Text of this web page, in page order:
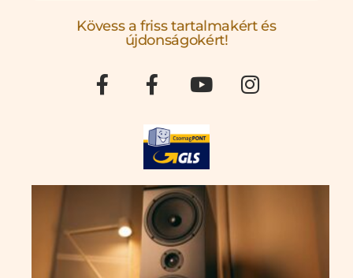
Kövess a friss tartalmakért és
újdonságokért!